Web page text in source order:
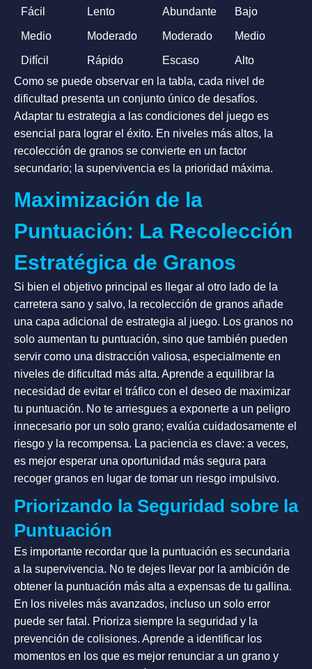
Fácil Lento Abundante Bajo
Medio Moderado Moderado Medio
Difícil Rápido Escaso
Alto
Como se puede observar en la tabla, cada nivel de
dificultad presenta un conjunto único de desafíos.
Adaptar tu estrategia a las condiciones del juego es
esencial para lograr el éxito. En niveles más altos, la
recolección de granos se convierte en un factor
secundario; la supervivencia es la prioridad máxima.
Maximización de la
Puntuación: La Recolección
Estratégica de Granos
Si bien el objetivo principal es llegar al otro lado de la
carretera sano y salvo, la recolección de granos añade
una capa adicional de estrategia al juego. Los granos no
solo aumentan tu puntuación, sino que también pueden
servir como una distracción valiosa, especialmente en
niveles de dificultad más alta. Aprende a equilibrar la
necesidad de evitar el tráfico con el deseo de maximizar
tu puntuación. No te arriesgues a exponerte a un peligro
innecesario por un solo grano; evalúa cuidadosamente el
riesgo y la recompensa. La paciencia es clave: a veces,
es mejor esperar una oportunidad más segura para
recoger granos en lugar de tomar un riesgo impulsivo.
Priorizando la Seguridad sobre la
Puntuación
Es importante recordar que la puntuación es secundaria
a la supervivencia. No te dejes llevar por la ambición de
obtener la puntuación más alta a expensas de tu gallina.
En los niveles más avanzados, incluso un solo error
puede ser fatal. Prioriza siempre la seguridad y la
prevención de colisiones. Aprende a identificar los
momentos en los que es mejor renunciar a un grano y